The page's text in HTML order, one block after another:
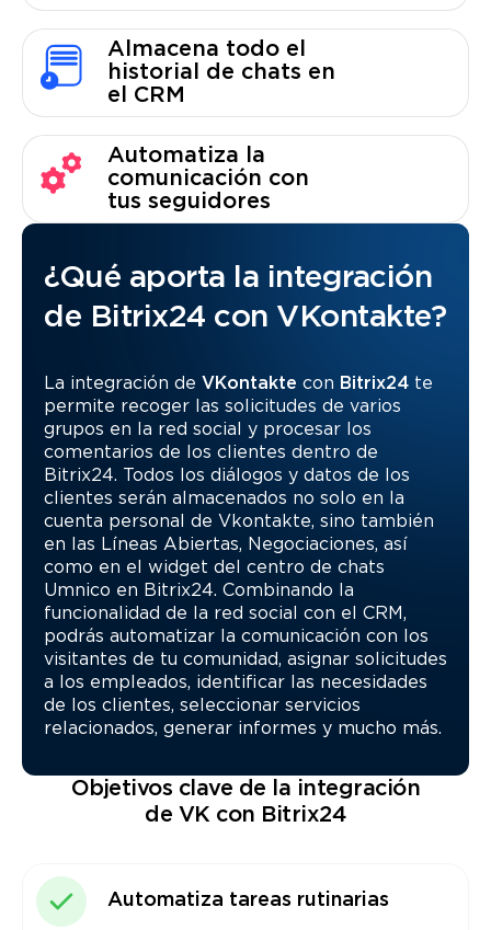
Almacena todo el
historial de chats en
el CRM
Automatiza la
comunicación con
tus seguidores
¿Qué aporta la integración
de Bitrix24 con VKontakte?
La integración de VKontakte con Bitrix24 te
permite recoger las solicitudes de varios
grupos en la red social y procesar los
comentarios de los clientes dentro de
Bitrix24. Todos los diálogos y datos de los
clientes serán almacenados no solo en la
cuenta personal de Vkontakte, sino también
en las Líneas Abiertas, Negociaciones, así
como en el widget del centro de chats
Umnico en Bitrix24. Combinando la
funcionalidad de la red social con el CRM,
podrás automatizar la comunicación con los
visitantes de tu comunidad, asignar solicitudes
a los empleados, identificar las necesidades
de los clientes, seleccionar servicios
relacionados, generar informes y mucho más.
Objetivos clave de la integración
de VK con Bitrix24
Automatiza tareas rutinarias